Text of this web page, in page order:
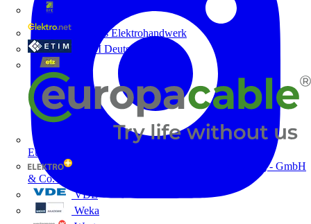
de - das Elektrohandwerk
ETIM Deutschland eV
Europacable
GED Gesellschaft für Energiedienstleistung - GmbH
& Co. KG
VDE
Weka